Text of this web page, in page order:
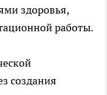
здоровья,
работы.
создания